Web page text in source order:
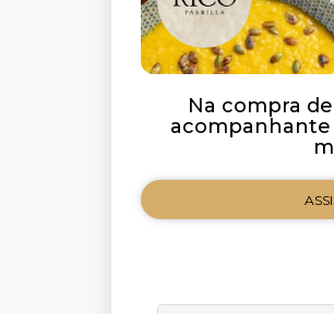
Na compra